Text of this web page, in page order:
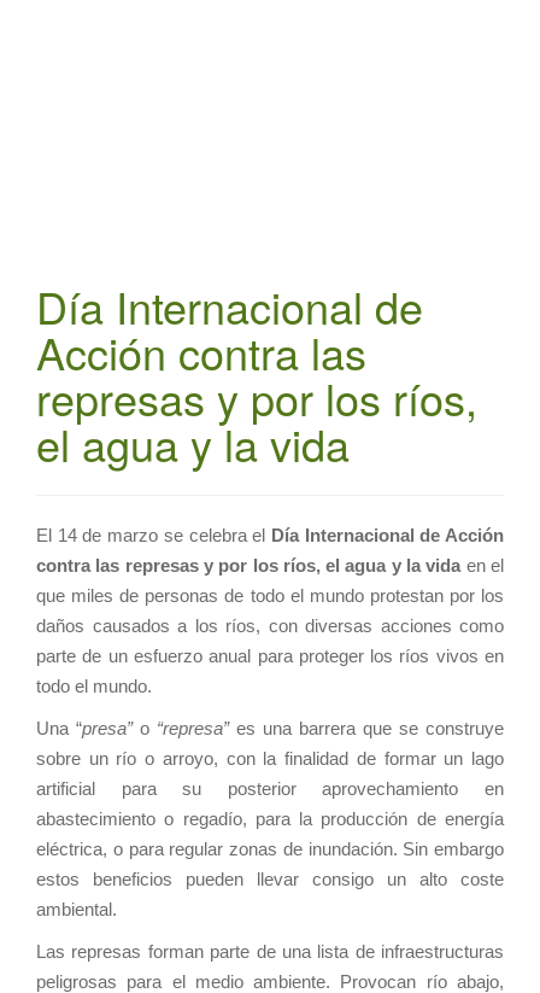
Día Internacional de
Acción contra las
represas y por los ríos,
el agua y la vida
El 14 de marzo se celebra el Día Internacional de Acción
contra las represas y por los ríos, el agua y la vida en el
que miles de personas de todo el mundo protestan por los
daños causados a los ríos, con diversas acciones como
parte de un esfuerzo anual para proteger los ríos vivos en
todo el mundo.
Una “presa” o “represa”es una barrera que se construye
sobre un río o arroyo, con la finalidad de formar un lago
artificial para su posterior aprovechamiento en
abastecimiento o regadío, para la producción de energía
eléctrica, o para regular zonas de inundación. Sin embargo
estos beneficios pueden llevar consigo un alto coste
ambiental.
Las represas forman parte de una lista de infraestructuras
peligrosas para el medio ambiente. Provocan río abajo,